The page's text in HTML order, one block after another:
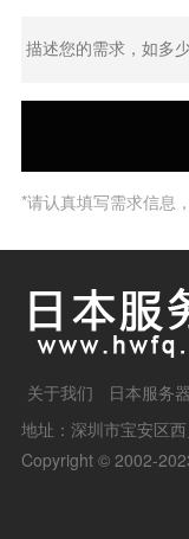
*请认真填写需求信息
关于我们 日本服务器
地址：深圳市宝安区
Copyright © 2002-